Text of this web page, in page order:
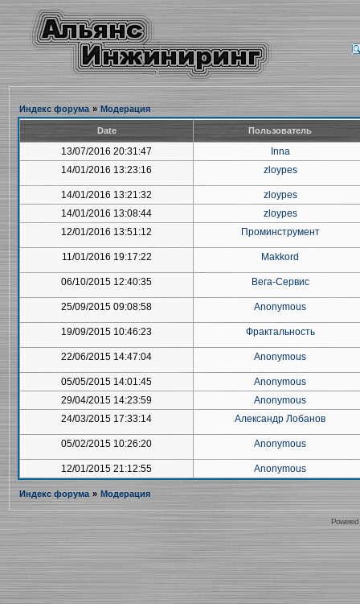
Индекс форума » Модерация
Date Пользователь
13/07/2016 20:31:47
Inna
14/01/2016 13:23:16
zloypes
14/01/2016 13:21:32
zloypes
14/01/2016 13:08:44
zloypes
12/01/2016 13:51:12
Проминструмент
11/01/2016 19:17:22 Makkord
06/10/2015 12:40:35 Вега-Сервис
25/09/2015 09:08:58 Anonymous
19/09/2015 10:46:23 Фрактальность
22/06/2015 14:47:04 Anonymous
05/05/2015 14:01:45
Anonymous
29/04/2015 14:23:59
Anonymous
24/03/2015 17:33:14
Александр Лобанов
05/02/2015 10:26:20 Anonymous
12/01/2015 21:12:55 Anonymous
Индекс форума » Модерация